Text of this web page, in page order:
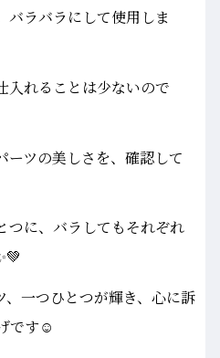
バラバラにして使用しま
入れることは少ないので
ーツの美しさを、確認して
つに、バラしてもそれぞれ
、一つひとつが輝き、心に訴
です☺